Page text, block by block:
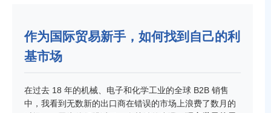
作为国际贸易新手，如何找到自己的利
基市场
在过去 18 年的机械、电子和化学工业的全球 B2B 销售
中，我看到无数新的出口商在错误的市场上浪费了数月的